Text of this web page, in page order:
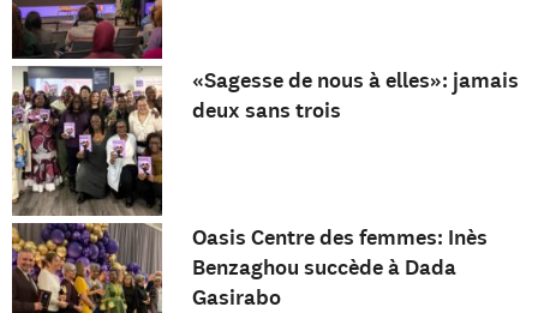
«Sagesse de nous à elles»: jamais
deux sans trois
Oasis Centre des femmes: Inès
Benzaghou succède à Dada
Gasirabo